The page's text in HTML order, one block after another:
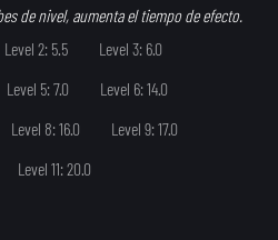
de nivel, aumenta el tiempo de efecto.
Level 2: 5.5
Level 3: 6.0
Level 5: 7.0
Level 6: 14.0
Level 8: 16.0
Level 9: 17.0
Level 11: 20.0